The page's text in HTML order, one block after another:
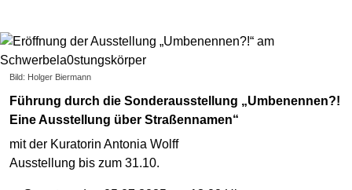
Bild: Holger Biermann
Führung durch die Sonderausstellung „Umbenennen?!
Eine Ausstellung über Straßennamen“
mit der Kuratorin Antonia Wolff
Ausstellung bis zum 31.10.